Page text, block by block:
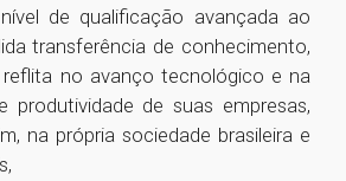
de qualificação avançada ao
transferência de conhecimento,
no avanço tecnológico e na
produtividade de suas empresas,
na própria sociedade brasileira e